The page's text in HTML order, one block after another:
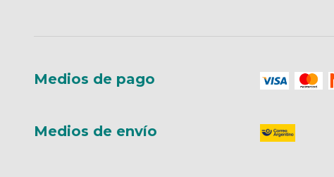
Medios de pago
Medios de envío